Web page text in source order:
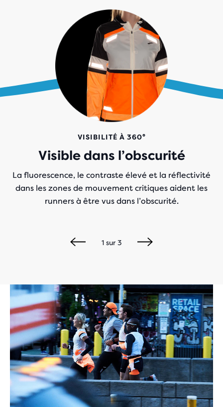
VISIBILITÉ À 360°
Visible dans l’obscurité
La fluorescence, le contraste élevé et la réflectivité
dans les zones de mouvement critiques aident les
runners à être vus dans l’obscurité.
1sur 3